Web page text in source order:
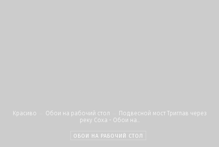
Красиво Обои на рабочий стол
Подвесной мост Триглав через
реку Соха - Обои на...
ОБОИ НА РАБОЧИЙ СТОЛ